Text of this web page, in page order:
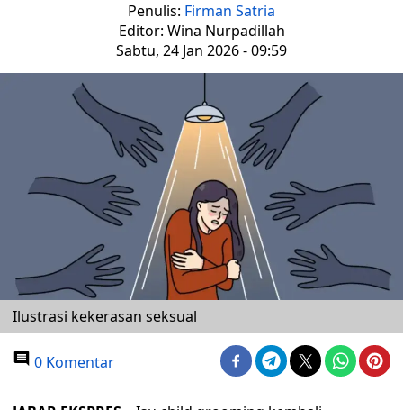
Penulis: Firman Satria
Editor: Wina Nurpadillah
Sabtu, 24 Jan 2026 - 09:59
Ilustrasi kekerasan seksual
0 Komentar